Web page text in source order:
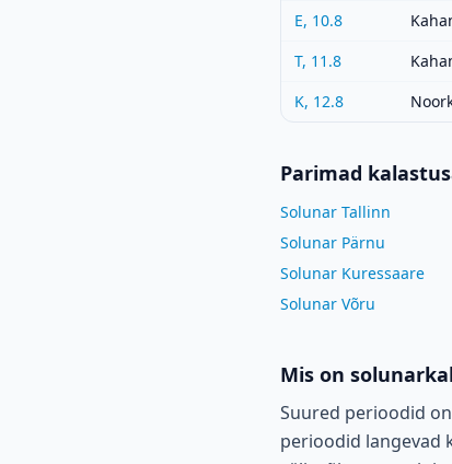
E, 10.8
T, 11.8
K, 12.8
Parimad
Solunar Tallinn
Solunar Pärnu
Solunar Kuressaare
Solunar Võru
Mis on
Suured perioodid
perioodid langevad